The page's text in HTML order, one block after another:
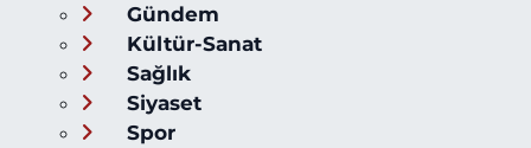
Gündem
Kültür-Sanat
Sağlık
Siyaset
Spor